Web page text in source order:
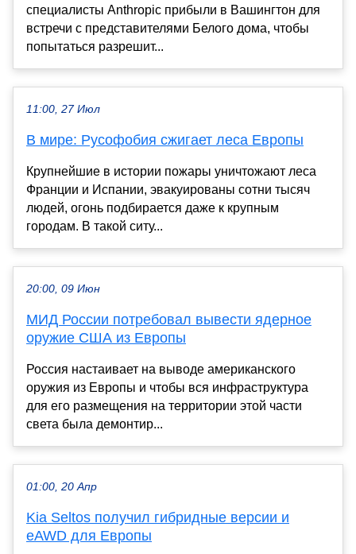
специалисты Anthropic прибыли в Вашингтон для
встречи с представителями Белого дома, чтобы
попытаться разрешит...
11:00, 27 Июл
В мире: Русофобия сжигает леса Европы
Крупнейшие в истории пожары уничтожают леса
Франции и Испании, эвакуированы сотни тысяч
людей, огонь подбирается даже к крупным
городам. В такой ситу...
20:00, 09 Июн
МИД России потребовал вывести ядерное
оружие США из Европы
Россия настаивает на выводе американского
оружия из Европы и чтобы вся инфраструктура
для его размещения на территории этой части
света была демонтир...
01:00, 20 Апр
Kia Seltos получил гибридные версии и
eAWD для Европы